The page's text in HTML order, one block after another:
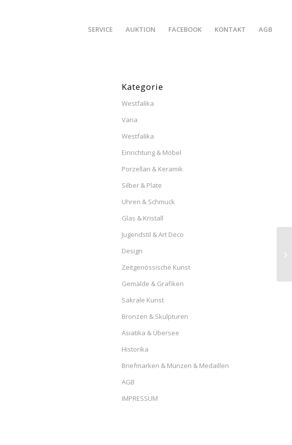
SERVICE AUKTION FACEBOOK KONTAKT AGB
Kategorie
Westfalika
Varia
Westfalika
Einrichtung & Möbel
Porzellan & Keramik
Silber & Plate
Uhren & Schmuck
Glas & Kristall
Jugendstil & Art Deco
Design
Zeitgenössische Kunst
Gemälde & Grafiken
Sakrale Kunst
Bronzen & Skulpturen
Asiatika & Übersee
Historika
Briefmarken & Münzen & Medaillen
AGB
IMPRESSUM